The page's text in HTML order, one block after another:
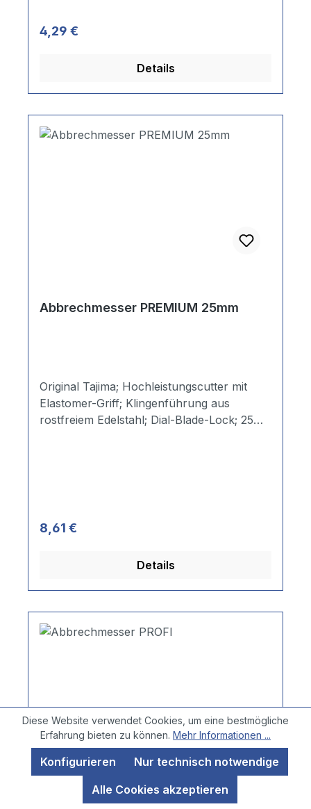
Regulärer Preis:
4,29 €
Details
Abbrechmesser PREMIUM 25mm
Original Tajima; Hochleistungscutter mit
Elastomer-Griff; Klingenführung aus
rostfreiem Edelstahl; Dial-Blade-Lock; 25
Regulärer Preis:
8,61 €
Details
Abbrechmesser PROFI
Diese Website verwendet Cookies, um eine bestmögliche
Erfahrung bieten zu können. Mehr Informationen ...
Nur technisch notwendige
Konfigurieren
Alle Cookies akzeptieren